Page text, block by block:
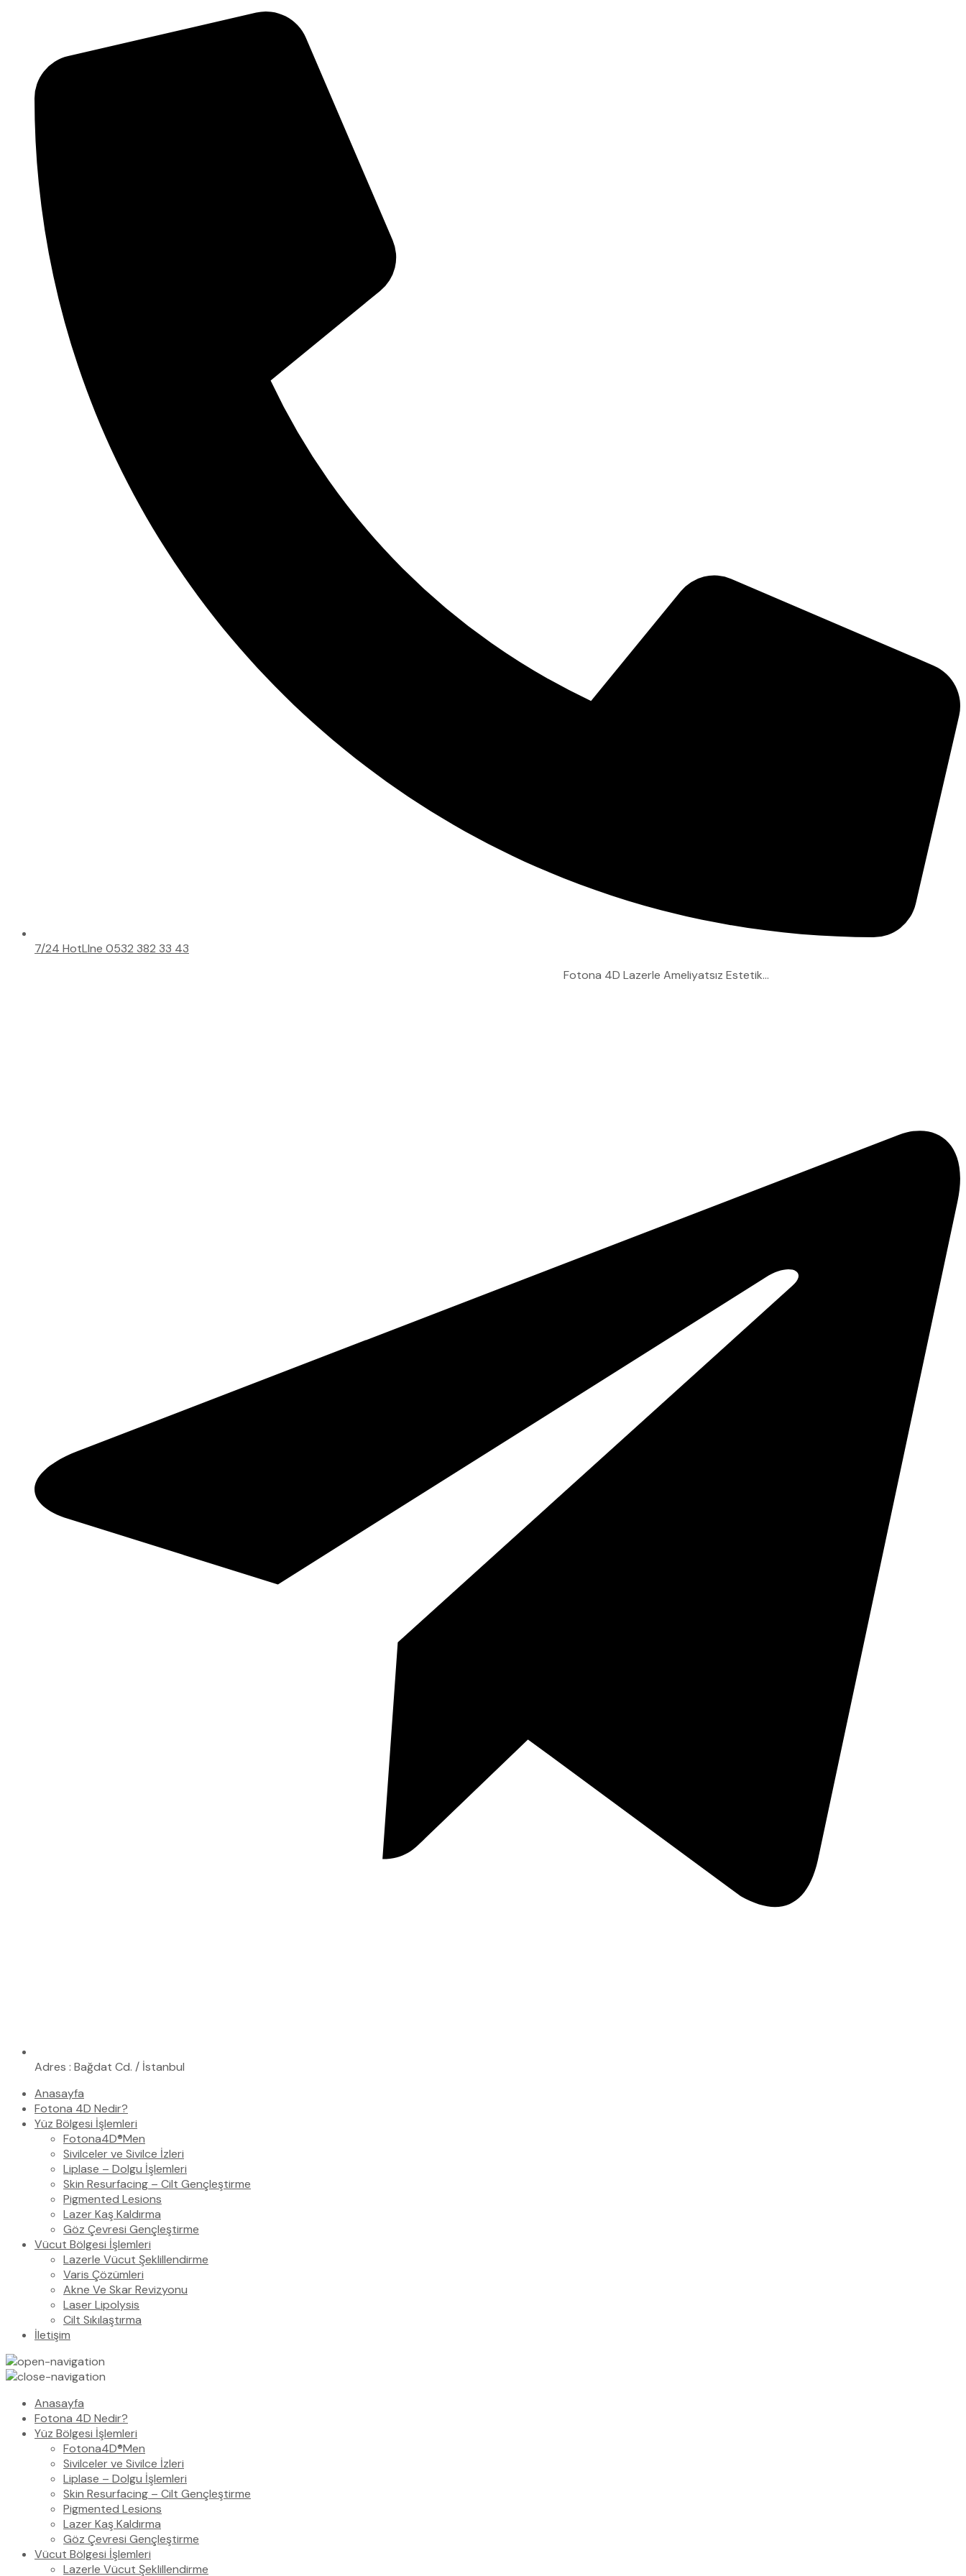
7/24 HotLIne 0532 382 33 43
Fotona 4DLazerle Ameliyatsız Estetik...
Adres : Bağdat Cd. / İstanbul
Anasayfa
Fotona 4D Nedir?
Yüz Bölgesi İşlemleri
Fotona4D®Men
Sivilceler ve Sivilce İzleri
Liplase – Dolgu İşlemleri
Skin Resurfacing – Cilt Gençleştirme
Pigmented Lesions
Lazer Kaş Kaldırma
Göz Çevresi Gençleştirme
Vücut Bölgesi İşlemleri
Lazerle Vücut Şeklillendirme
Varis Çözümleri
Akne Ve Skar Revizyonu
Laser Lipolysis
Cilt Sıkılaştırma
İletişim
Anasayfa
Fotona 4D Nedir?
Yüz Bölgesi İşlemleri
Fotona4D®Men
Sivilceler ve Sivilce İzleri
Liplase – Dolgu İşlemleri
Skin Resurfacing – Cilt Gençleştirme
Pigmented Lesions
Lazer Kaş Kaldırma
Göz Çevresi Gençleştirme
Vücut Bölgesi İşlemleri
Lazerle Vücut Şeklillendirme